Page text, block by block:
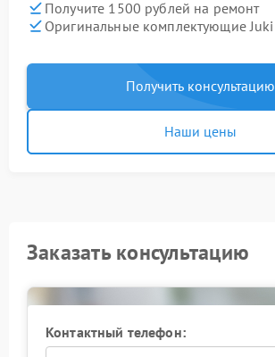
Получите 1500 рублей на ремонт
Оригинальные комплектующие Juki
Получить консультацию
Наши цены
Заказать консультацию
Контактный телефон: